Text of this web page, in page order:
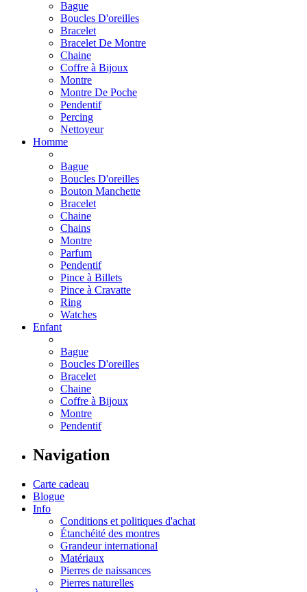
Bague
Boucles D'oreilles
Bracelet
Bracelet De Montre
Chaine
Coffre à Bijoux
Montre
Montre De Poche
Pendentif
Percing
Nettoyeur
Homme
Bague
Boucles D'oreilles
Bouton Manchette
Bracelet
Chaine
Chains
Montre
Parfum
Pendentif
Pince à Billets
Pince à Cravatte
Ring
Watches
Enfant
Bague
Boucles D'oreilles
Bracelet
Chaine
Coffre à Bijoux
Montre
Pendentif
Navigation
Carte cadeau
Blogue
Info
Conditions et politiques d'achat
Étanchéité des montres
Grandeur international
Matériaux
Pierres de naissances
Pierres naturelles